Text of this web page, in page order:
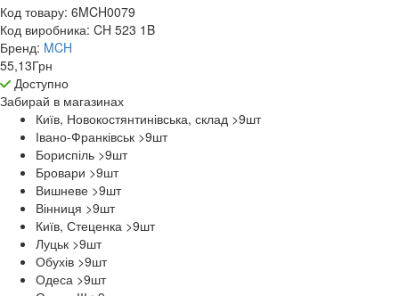
Код товару: 6MCH0079
Код виробника: CH 523 1B
Бренд: MCH
55,13Грн
Доступно
Забирай в магазинах
Київ, Новокостянтинівська, склад >9шт
Івано-Франківськ >9шт
Бориспіль >9шт
Бровари >9шт
Вишневе >9шт
Вінниця >9шт
Київ, Стеценка >9шт
Луцьк >9шт
Обухів >9шт
Одеса >9шт